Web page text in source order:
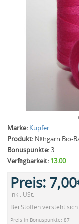
Marke: Kupfer
Produkt: Nähgarn Bio-
Bonuspunkte:3
Verfügbarkeit: 13.00
Preis:
inkl. USt.
Bei Stoffen versteht
Preis in Bonuspunkte: 87